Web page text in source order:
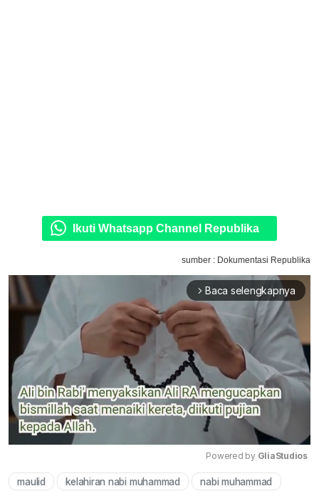
Ikuti Whatsapp Channel Republika
sumber : Dokumentasi Republika
arrow_forward_ios Baca selengkapnya
Mute
Powered by GliaStudios
maulid kelahiran nabi muhammad nabi muhammad